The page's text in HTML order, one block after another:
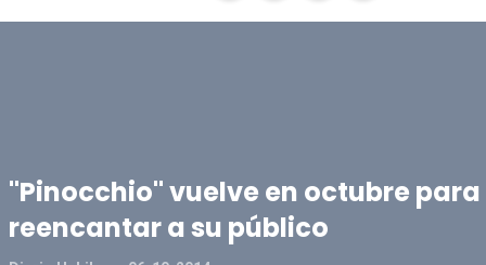
"Pinocchio" vuelve en octubre para
reencantar a su público